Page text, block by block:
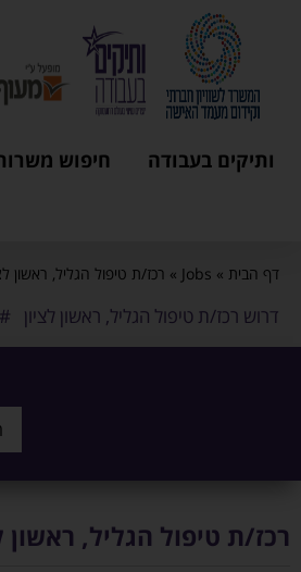
ותיקים בעבודה חיפוש
דף הבית »
Jobs
» רכז/ת טיפול הגליל, ראשון לציון
דרוש רכז/ת טיפול הגליל, ראשון לציון #6333#
רכז/ת טיפול הגליל, ראשון לציון